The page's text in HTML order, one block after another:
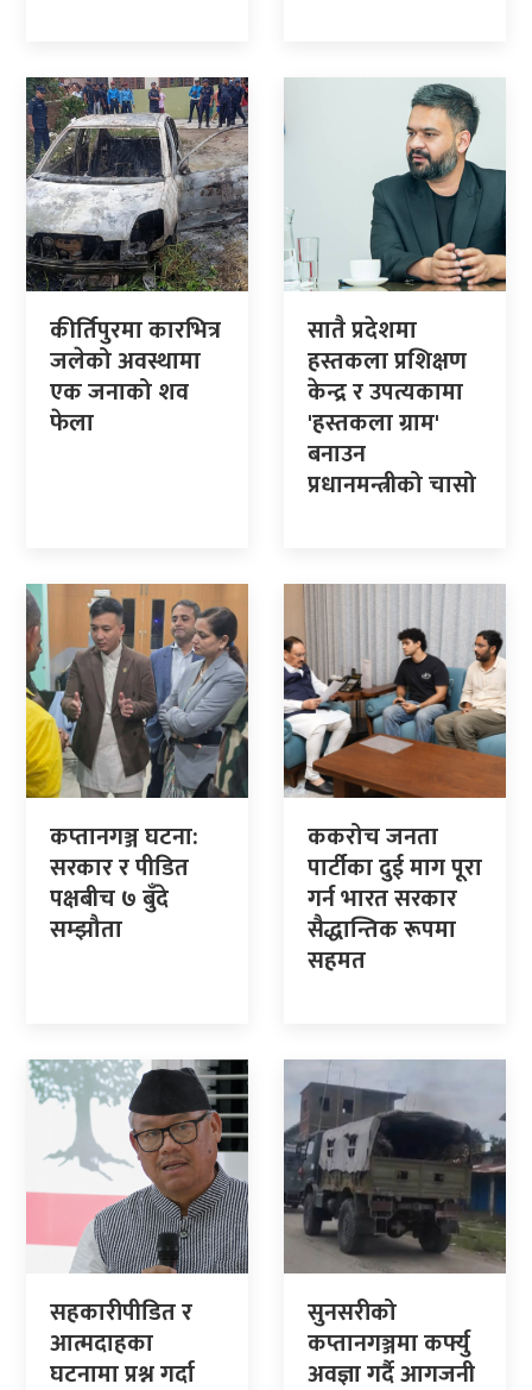
कीर्तिपुरमा कारभित्र
जलेको अवस्थामा
एक जनाको शव
फेला
सातै प्रदेशमा
हस्तकला प्रशिक्षण
केन्द्र र उपत्यकामा
'हस्तकला ग्राम'
बनाउन
प्रधानमन्त्रीको चासो
कप्तानगञ्ज घटना:
सरकार र पीडित
पक्षबीच ७ बुँदे
सम्झौता
ककरोच जनता
पार्टीका दुई माग पूरा
गर्न भारत सरकार
सैद्धान्तिक रूपमा
सहमत
सहकारीपीडित र
आत्मदाहका
घटनामा प्रश्न गर्दा
सुनसरीको
कप्तानगञ्जमा कर्फ्यु
अवज्ञा गर्दै आगजनी